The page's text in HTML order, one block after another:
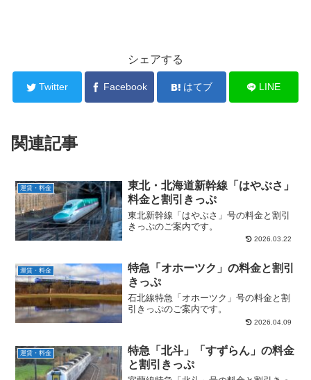
シェアする
Twitter Facebook はてブ LINE
関連記事
運賃・料金
東北・北海道新幹線「はやぶさ」
料金と割引きっぷ
東北新幹線「はやぶさ」号の料金と割引
きっぷのご案内です。
2026.03.22
運賃・料金
特急「オホーツク」の料金と割引
きっぷ
石北線特急「オホーツク」号の料金と割
引きっぷのご案内です。
2026.04.09
運賃・料金
特急「北斗」「すずらん」の料金
と割引きっぷ